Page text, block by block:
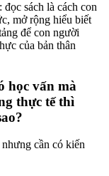
sách là cách con
mở rộng hiểu biết
để con người
của bản thân
học vấn mà
thực tế thì
cần có kiến